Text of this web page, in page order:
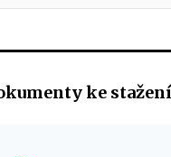
ke stažení